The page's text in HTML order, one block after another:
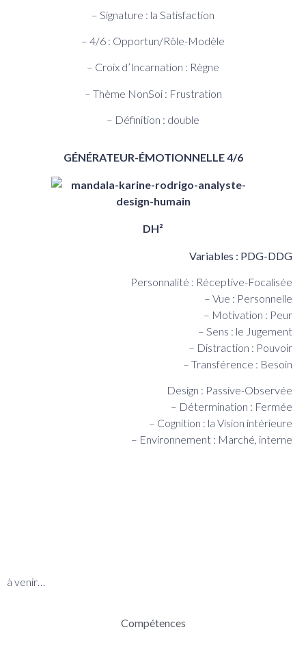
– Signature : la Satisfaction
– 4/6 : Opportun/Rôle-Modèle
– Croix d’Incarnation : Règne
– Thème NonSoi : Frustration
– Définition : double
GÉNÉRATEUR-ÉMOTIONNELLE 4/6
DH²
Variables : PDG-DDG
Personnalité : Réceptive-Focalisée
– Vue : Personnelle
– Motivation : Peur
– Sens : le Jugement
– Distraction : Pouvoir
– Transférence : Besoin
Design : Passive-Observée
– Détermination : Fermée
– Cognition : la Vision intérieure
– Environnement : Marché, interne
Compétences
à venir…